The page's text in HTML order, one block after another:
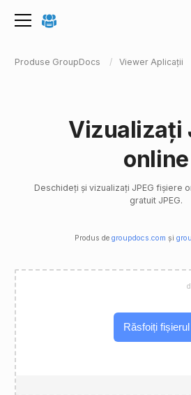
Produse GroupDocs Viewer Aplicații
Vizualizați
online
Deschideți și vizualizați JPEG fișiere
gratuit JPEG.
Produs de groupdocs.com și
Răsfoiți fișierul